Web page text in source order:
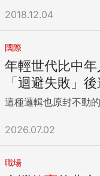
2018.12.04
國際
年輕世代比中
「迴避失敗」
這種邏輯也原封不動
2026.07.02
職場